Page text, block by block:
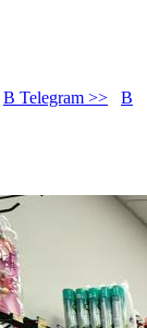
В Telegram >>
В